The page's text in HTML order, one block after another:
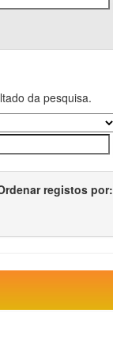
da pesquisa.
registos por: